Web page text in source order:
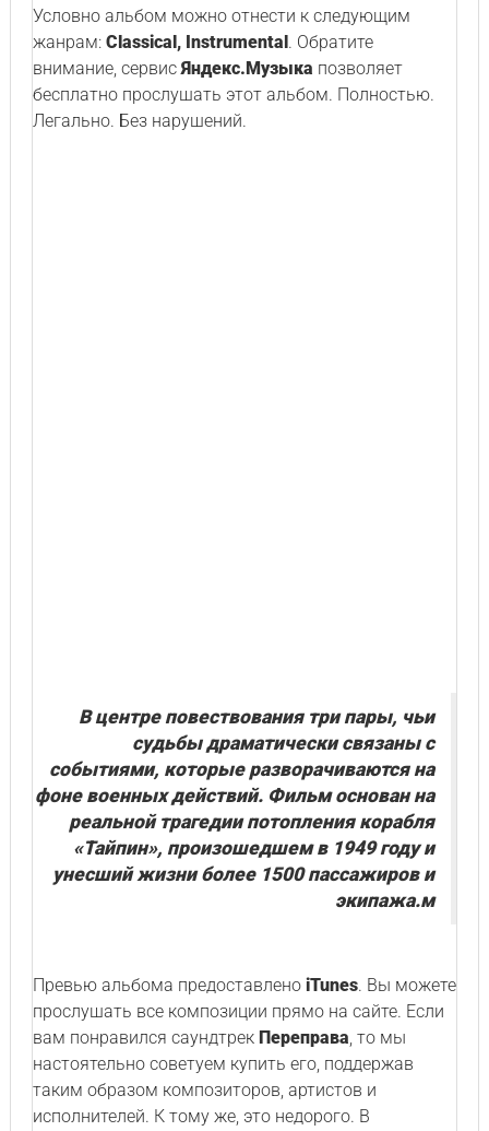
Условно альбом можно отнести к следующим
жанрам: Classical, Instrumental. Обратите
внимание, сервисЯндекс.Музыка позволяет
бесплатно прослушать этот альбом. Полностью.
Легально. Без нарушений.
В центре повествования три пары, чьи
судьбы драматически связаны с
событиями, которые разворачиваются на
фоне военных действий. Фильм основан на
реальной трагедии потопления корабля
«Тайпин», произошедшем в 1949 году и
унесший жизни более 1500 пассажиров и
экипажа.м
Превью альбома предоставлено iTunes. Вы можете
прослушать все композиции прямо на сайте. Если
вам понравился саундтрек Переправа, то мы
настоятельно советуем купить его, поддержав
таким образом композиторов, артистов и
исполнителей. К тому же, это недорого. В